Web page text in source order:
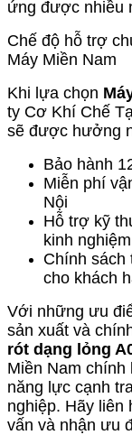
ứng được nhiều
Chế độ hỗ trợ
Máy Miền Nam
Khi lựa chọn
ty Cơ Khí Chế
sẽ được hưởng
Bảo hành
Miễn phí
Nội
Hỗ trợ kỹ
kinh nghiệm
Chính sách
cho khách
Với những ưu
sản xuất và
rót dạng lỏng
Miền Nam chính
năng lực cạnh
nghiệp. Hãy
vấn và nhận ưu